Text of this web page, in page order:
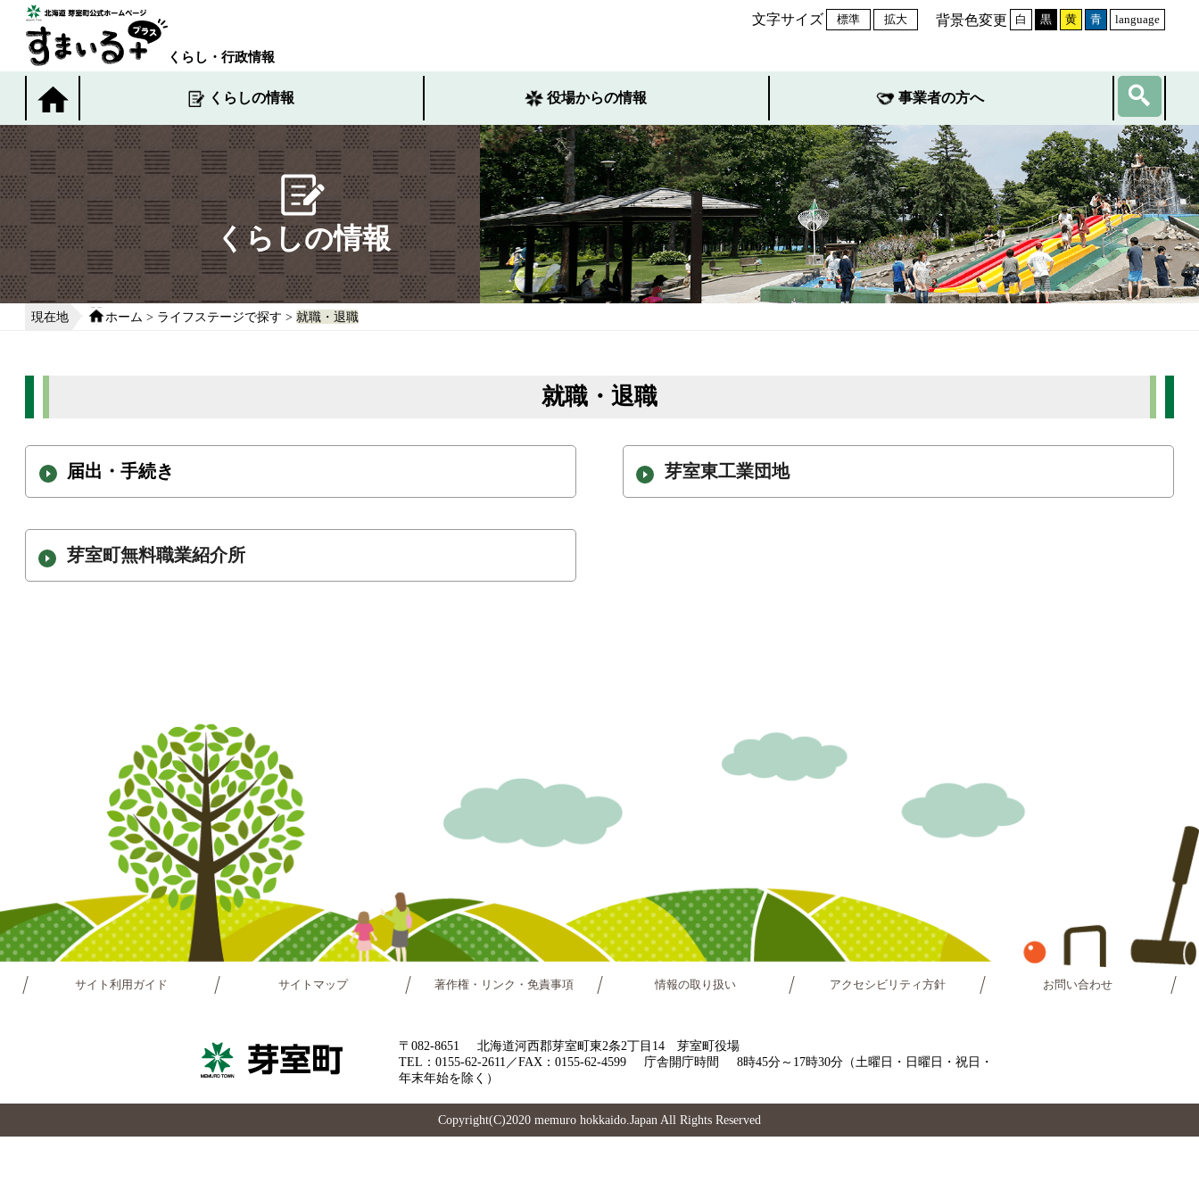
くらし・行政情報
文字サイズ 標準 拡大 背景色変更 白 黒 黄 青 language
くらしの情報 役場からの情報 事業者の方へ
くらしの情報
現在地 ホーム > ライフステージで探す > 就職・退職
就職・退職
届出・手続き 芽室東工業団地
芽室町無料職業紹介所
サイト利用ガイド サイトマップ 著作権・リンク・免責事項 情報の取り扱い アクセシビリティ方針 お問い合わせ
〒082-8651
北海道河西郡芽室町東2条2丁目14 芽室町役場
TEL：0155-62-2611／FAX：0155-62-4599
庁舎開庁時間
8時45分～17時30分（土曜日・日曜日・祝日・
年末年始を除く）
Copyright(C)2020 memuro hokkaido.Japan All Rights Reserved